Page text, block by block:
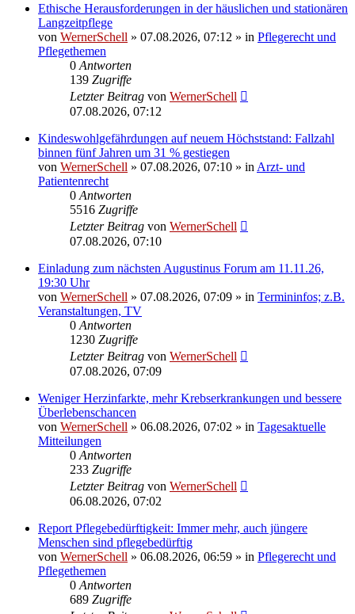
Ethische Herausforderungen in der häuslichen und stationären
Langzeitpflege
von WernerSchell » 07.08.2026, 07:12 » in Pflegerecht und
Pflegethemen
0 Antworten
139 Zugriffe
Letzter Beitrag von WernerSchell
07.08.2026, 07:12
Kindeswohlgefährdungen auf neuem Höchststand: Fallzahl
binnen fünf Jahren um 31 % gestiegen
von WernerSchell » 07.08.2026, 07:10 » in Arzt- und
Patientenrecht
0 Antworten
5516 Zugriffe
Letzter Beitrag von WernerSchell
07.08.2026, 07:10
Einladung zum nächsten Augustinus Forum am 11.11.26,
19:30 Uhr
von WernerSchell » 07.08.2026, 07:09 » in Termininfos; z.B.
Veranstaltungen, TV
0 Antworten
1230 Zugriffe
Letzter Beitrag von WernerSchell
07.08.2026, 07:09
Weniger Herzinfarkte, mehr Krebserkrankungen und bessere
Überlebenschancen
von WernerSchell » 06.08.2026, 07:02 » in Tagesaktuelle
Mitteilungen
0 Antworten
233 Zugriffe
Letzter Beitrag von WernerSchell
06.08.2026, 07:02
Report Pflegebedürftigkeit: Immer mehr, auch jüngere
Menschen sind pflegebedürftig
von WernerSchell » 06.08.2026, 06:59 » in Pflegerecht und
Pflegethemen
0 Antworten
689 Zugriffe